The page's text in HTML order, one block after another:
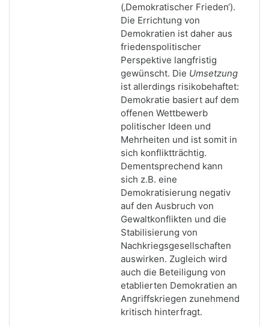
(‚Demokratischer Frieden‘).
Die Errichtung von
Demokratien ist daher aus
friedenspolitischer
Perspektive langfristig
gewünscht. Die Umsetzung
ist allerdings risikobehaftet:
Demokratie basiert auf dem
offenen Wettbewerb
politischer Ideen und
Mehrheiten und ist somit in
sich konfliktträchtig.
Dementsprechend kann
sich z.B. eine
Demokratisierung negativ
auf den Ausbruch von
Gewaltkonflikten und die
Stabilisierung von
Nachkriegsgesellschaften
auswirken. Zugleich wird
auch die Beteiligung von
etablierten Demokratien an
Angriffskriegen zunehmend
kritisch hinterfragt.